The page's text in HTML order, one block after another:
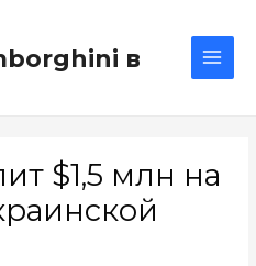
в
$1,5 млн на